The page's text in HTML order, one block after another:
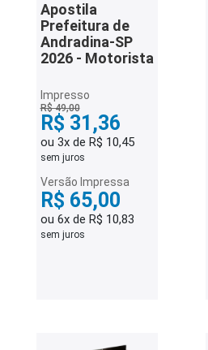
Apostila
Prefeitura de
Andradina-SP
2026 - Motorista
Impresso
R$ 49,00
R$ 31,36
ou 3x de R$ 10,45
sem juros
Versão Impressa
R$ 65,00
ou 6x de R$ 10,83
sem juros